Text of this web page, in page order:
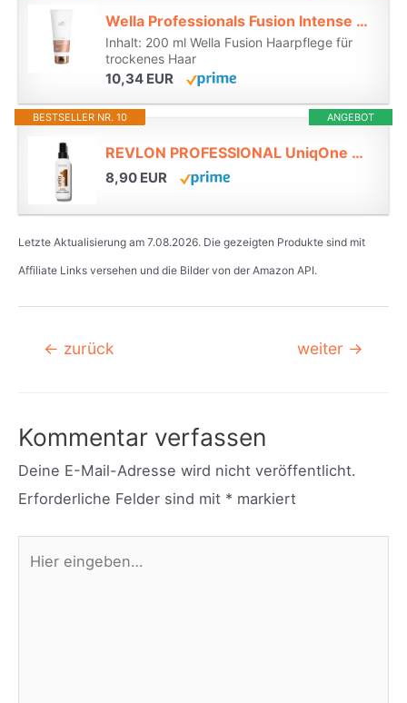
Wella Professionals Fusion Intense Repair Conditioner – tiefenreparierende Haarspülung mit Aminosäuren – intensive Haarpflege für kaputtes Haar – glättender Deep Conditioner gegen Haarbruch – 200 ml*
Inhalt: 200 ml Wella Fusion Haarpflege für
trockenes Haar
10,34 EUR
ANGEBOT
BESTSELLER NR. 10
REVLON PROFESSIONAL UniqOne Hair Treatment Coconut, 150 ml, Leave in Haarkur für bessere Kämmbarkeit & Glanz, Haarpflege ohne Ausspülen, Anti Frizz Spray mit Hitzeschutz, vegan*
8,90 EUR
Letzte Aktualisierung am 7.08.2026. Die gezeigten Produkte sind mit
Affiliate Links versehen und die Bilder von der Amazon API.
Beitragsnavigation
← zurück weiter →
Kommentar verfassen
Deine E-Mail-Adresse wird nicht veröffentlicht.
Erforderliche Felder sind mit * markiert
eingeben…